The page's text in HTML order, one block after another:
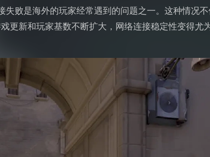
败是海外的玩家经常遇到的问题之一。这种情况
更新和玩家基数不断扩大，网络连接稳定性变得尤为